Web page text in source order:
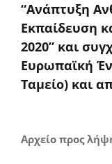
“Ανάπτυξη
Εκπαίδευση
2020” και
Ευρωπαϊκή
Ταμείο) και
Αρχείο προς